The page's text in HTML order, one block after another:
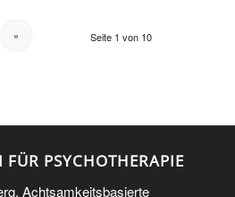
Seite 1 von 10
»
PSYCHOTHERAPIE
Achtsamkeitsbasierte